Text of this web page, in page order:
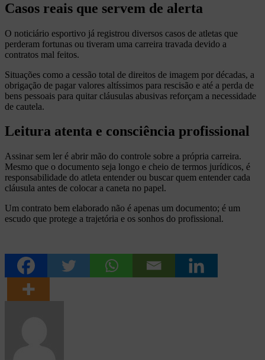
Casos reais que servem de alerta
O noticiário esportivo já registrou diversos casos de atletas que
perderam fortunas ou tiveram uma carreira travada devido a
contratos mal feitos.
Situações como a cessão total de direitos de imagem por décadas, a
obrigação de pagar valores altíssimos para rescisão e até a perda de
bens pessoais para quitar cláusulas abusivas reforçam a necessidade
de cautela.
Leitura atenta e consciência profissional
Assinar sem ler é abrir mão do controle sobre a própria carreira.
Mesmo que o documento seja longo e cheio de termos jurídicos, é
responsabilidade do atleta entender ou buscar quem entender cada
cláusula antes de colocar a caneta no papel.
Um contrato bem elaborado não é apenas um documento; é um
escudo que protege a trajetória e os sonhos do profissional.